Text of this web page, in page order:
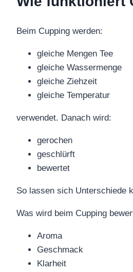
Beim Cupping werden:
gleiche Mengen Tee
gleiche Wassermenge
gleiche Ziehzeit
gleiche Temperatur
verwendet. Danach wird:
gerochen
geschlürft
bewertet
So lassen sich Unterschiede
Was wird beim Cupping
Aroma
Geschmack
Klarheit